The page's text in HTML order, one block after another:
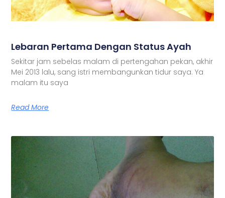
Lebaran Pertama Dengan Status Ayah
Sekitar jam sebelas malam di pertengahan pekan, akhir
Mei 2013 lalu, sang istri membangunkan tidur saya. Ya
malam itu saya
Read More